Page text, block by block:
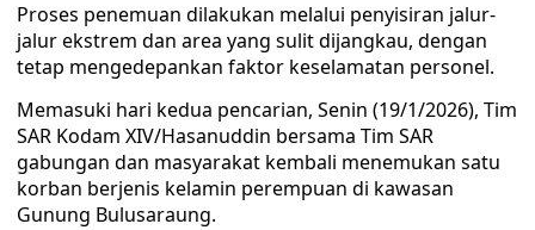
Proses penemuan dilakukan melalui penyisiran jalur-
jalur ekstrem dan area yang sulit dijangkau, dengan
tetap mengedepankan faktor keselamatan personel.
Memasuki hari kedua pencarian, Senin (19/1/2026), Tim
SAR Kodam XIV/Hasanuddin bersama Tim SAR
gabungan dan masyarakat kembali menemukan satu
korban berjenis kelamin perempuan di kawasan
Gunung Bulusaraung.